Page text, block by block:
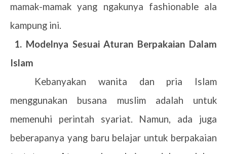
mamak-mamak yang ngakunya fashionable ala
kampung ini.
1. Modelnya Sesuai Aturan Berpakaian Dalam
Islam
Kebanyakan wanita dan pria Islam
menggunakan busana muslim adalah untuk
memenuhi perintah syariat. Namun, ada juga
beberapanya yang baru belajar untuk berpakaian